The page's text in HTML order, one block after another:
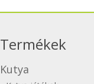
Termékek
Kutya